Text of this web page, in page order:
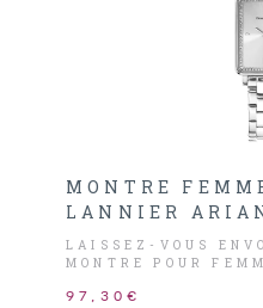
MONTRE
LANNIER
LAISSEZ-VOUS
MONTRE POUR
97,30€